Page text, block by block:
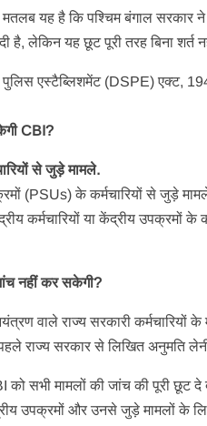
यह है कि पश्चिम बंगाल सरकार
लेकिन यह छूट पूरी तरह बिना शर्त
एस्टैब्लिशमेंट (DSPE) एक्ट,
CBI?
से जुड़े मामले.
(PSUs) के कर्मचारियों से जुड़े
कर्मचारियों या केंद्रीय उपक्रमों के
नहीं कर सकेगी?
वाले राज्य सरकारी कर्मचारियों
राज्य सरकार से लिखित अनुमति लेनी
को सभी मामलों की जांच की पूरी छूट
उपक्रमों और उनसे जुड़े मामलों के